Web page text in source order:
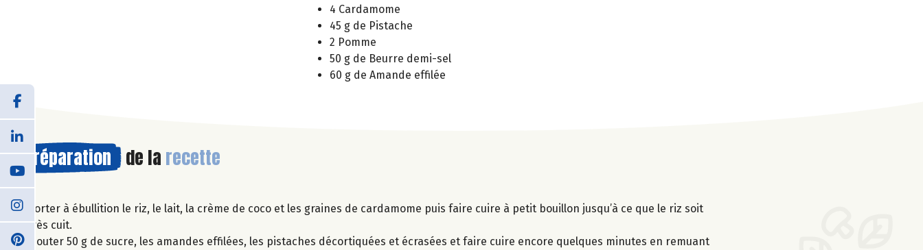
4 Cardamome
45 g de Pistache
2 Pomme
50 g de Beurre demi-sel
60 g de Amande effilée
Préparation de la recette
Porter à ébullition le riz, le lait, la crème de coco et les graines de cardamome puis faire cuire à petit bouillon jusqu’à ce que le riz soit
très cuit.
Ajouter 50 g de sucre, les amandes effilées, les pistaches décortiquées et écrasées et faire cuire encore quelques minutes en remuant